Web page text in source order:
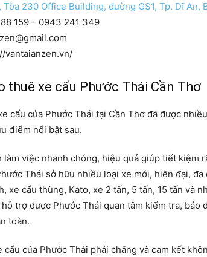
Tòa 230 Office Building, đường GS1, Tp. Dĩ An,
159 – 0943 241 349
vantaianzen.vn/
thuê xe cẩu Phước Thái Cần Thơ
cẩu của Phước Thái tại Cần Thơ đã được
điểm nổi bật sau.
việc nhanh chóng, hiệu quả giúp tiết kiệm
Thái sở hữu nhiều loại xe mới, hiện đại,
xe cẩu thùng, Kato, xe 2 tấn, 5 tấn, 15 tấn và
trợ được Phước Thái quan tâm kiểm tra, bảo
toàn.
cẩu của Phước Thái phải chăng và cam kết